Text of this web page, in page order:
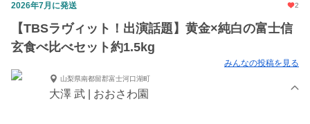
2026年7月に発送 2
【TBSラヴィット！出演話題】黄金×純白の富士信
玄食べ比べセット約1.5kg
みんなの投稿を見る
山梨県南都留郡富士河口湖町
大澤 武 | おおさわ園